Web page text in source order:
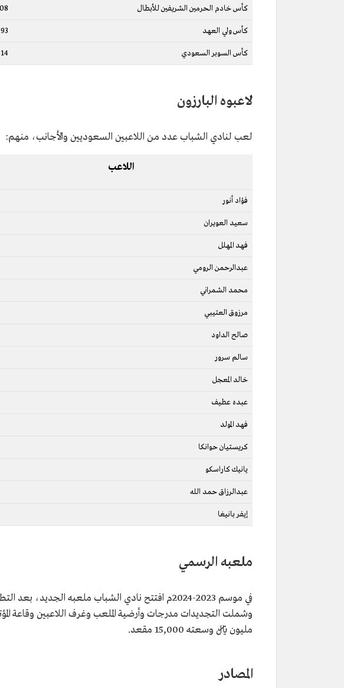
كأس خادم الحرمين الشريفين للأبطال - 2014
كأس ولي العهد - 1999
كأس السوبر السعودي
لاعبوه البارزون
لعب لنادي الشباب عدد من اللاعبين السعوديين والأجانب، منهم:
اللاعب
فؤاد أنور
سعيد العويران
فهد المهلل
عبدالرحمن الرومي
محمد الشمراني
مرزوق العتيبي
صالح الداود
سالم سرور
خالد المعجل
عبده عطيف
فهد المولد
كريستيان حوانكا
يانيك كاراسكو
عبدالرزاق حمد الله
إيفر بانيغا
ملعبه الرسمي
في موسم 2023-2024م افتتح نادي الشباب ملعبه
مليون ﷼ وسعته 15,000 مقعد.
المصادر